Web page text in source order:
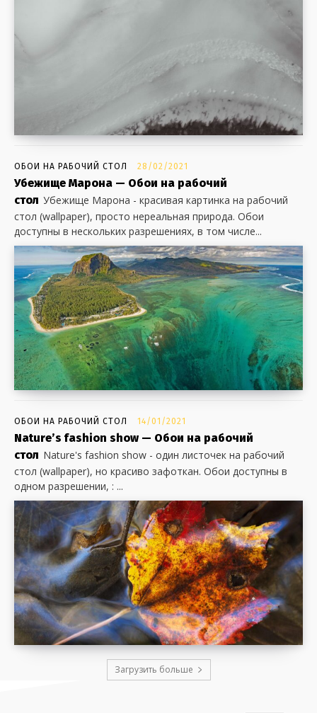
ОБОИ НА РАБОЧИЙ СТОЛ 28/02/2021
Убежище Марона — Обои на рабочий
стол Убежище Марона - красивая картинка на рабочий
стол (wallpaper), просто нереальная природа. Обои
доступны в нескольких разрешениях, в том числе...
ОБОИ НА РАБОЧИЙ СТОЛ 14/01/2021
Nature’s fashion show — Обои на рабочий
стол Nature's fashion show - один листочек на рабочий
стол (wallpaper), но красиво зафоткан. Обои доступны в
одном разрешении, : ...
Загрузить больше